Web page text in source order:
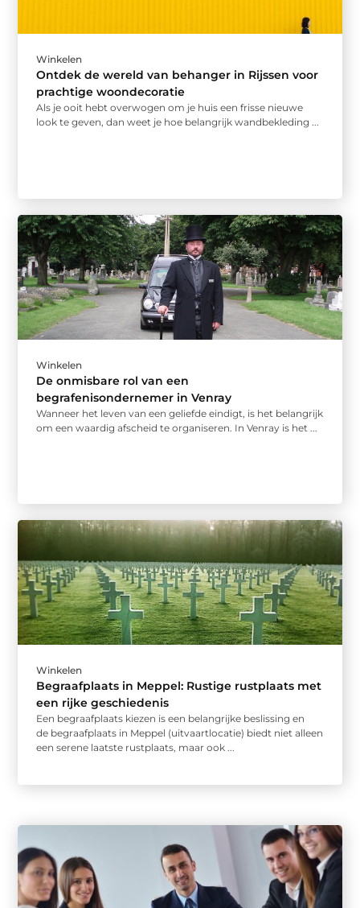
Winkelen
Ontdek de wereld van behanger in Rijssen voor
prachtige woondecoratie
Als je ooit hebt overwogen om je huis een frisse nieuwe
look te geven, dan weet je hoe belangrijk wandbekleding ...
Winkelen
De onmisbare rol van een
begrafenisondernemer in Venray
Wanneer het leven van een geliefde eindigt, is het belangrijk
om een waardig afscheid te organiseren. In Venray is het ...
Winkelen
Begraafplaats in Meppel: Rustige rustplaats met
een rijke geschiedenis
Een begraafplaats kiezen is een belangrijke beslissing en
de begraafplaats in Meppel (uitvaartlocatie) biedt niet alleen
een serene laatste rustplaats, maar ook ...